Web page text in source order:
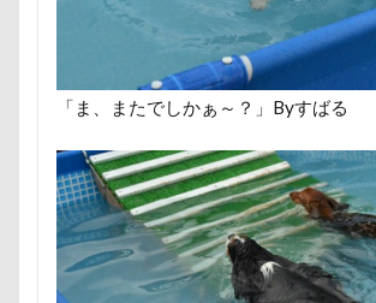
「ま、またでしかぁ～？」Byすばる
マミーちゃん
ママ実家
マハロ
マザー牧場
マサラちゃん
マグノリア棟
マグカップ
ボート
マイクロビーズクッション
マイクロバブル
マイクロチップ
ポテチくん
ポチくん
ポストカ
ポケモンGO
ポカポカ
ボール